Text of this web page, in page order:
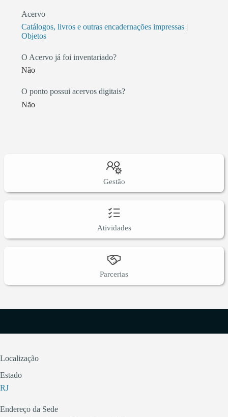
Acervo
Catálogos, livros e outras encadernações impressas |
Objetos
O Acervo já foi inventariado?
Não
O ponto possui acervos digitais?
Não
Gestão
Atividades
Parcerias
Localização
Estado
RJ
Endereço da Sede